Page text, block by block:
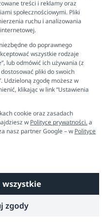
recycled
x 1 cm
dzieci, spokojne mamy
treści i reklamy oraz
społecznościowymi. Pliki
ruchu i analizowania
do poprawnego
wszystkie rodzaje
lub odmówić ich używania (z
pliki do swoich
Udzieloną zgodę możesz w
klikając w link “Ustawienia
cookie oraz zasadach
w Polityce prywatności.a
nasz partner Google – w Polityce
zgody